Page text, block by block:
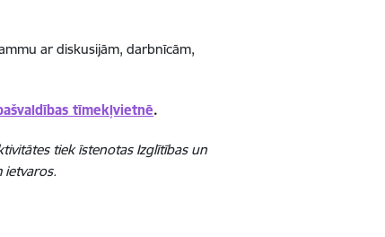
ar diskusijām, darbnīcām,
tīmekļvietnē.
tiek īstenotas Izglītības un
ietvaros.